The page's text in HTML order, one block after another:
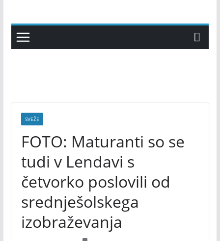
content
SVEŽE
FOTO: Maturanti so se
tudi v Lendavi s
četvorko poslovili od
srednješolskega
izobraževanja